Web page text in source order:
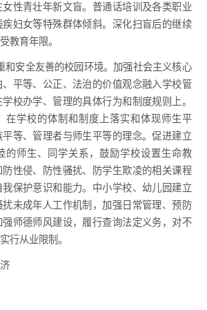
性青壮年新文盲。普通话培训及各类职业
妇女等特殊群体倾斜。深化扫盲后的继续
教育年限。
安全友善的校园环境。加强社会主义核心
平等、公正、法治的价值观念融入学校管
校办学、管理的具体行为和制度规则上。
在学校的体制和制度上落实和体现师生平
等、管理者与师生平等的理念。促进建立
的师生、同学关系，鼓励学校设置生命教
性侵、防性骚扰、防学生欺凌的相关课程
保护意识和能力。中小学校、幼儿园建立
未成年人工作机制，加强日常管理、预防
师德师风建设，履行查询法定义务，对不
行从业限制。